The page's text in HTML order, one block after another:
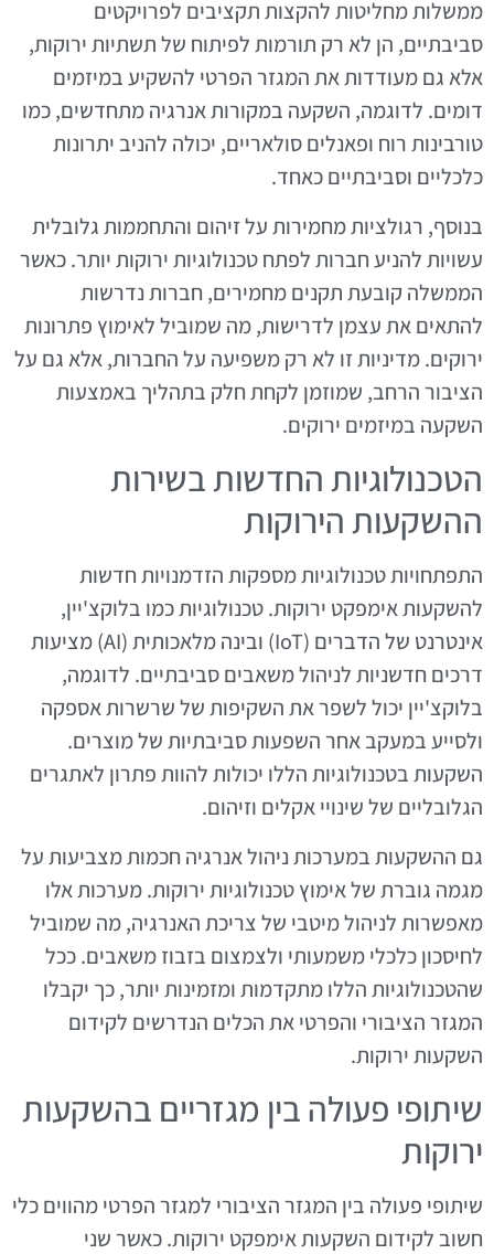
ממשלות מחליטות להקצות תקציבים לפרויקטים
סביבתיים, הן לא רק תורמות לפיתוח של תשתיות ירוקות,
אלא גם מעודדות את המגזר הפרטי להשקיע במיזמים
דומים. לדוגמה, השקעה במקורות אנרגיה מתחדשים, כמו
טורבינות רוח ופאנלים סולאריים, יכולה להניב יתרונות
כלכליים וסביבתיים כאחד.
בנוסף, רגולציות מחמירות על זיהום והתחממות גלובלית
עשויות להניע חברות לפתח טכנולוגיות ירוקות יותר. כאשר
הממשלה קובעת תקנים מחמירים, חברות נדרשות
להתאים את עצמן לדרישות, מה שמוביל לאימוץ פתרונות
ירוקים. מדיניות זו לא רק משפיעה על החברות, אלא גם על
הציבור הרחב, שמוזמן לקחת חלק בתהליך באמצעות
השקעה במיזמים ירוקים.
הטכנולוגיות החדשות בשירות
ההשקעות הירוקות
התפתחויות טכנולוגיות מספקות הזדמנויות חדשות
להשקעות אימפקט ירוקות. טכנולוגיות כמו בלוקצ'יין,
אינטרנט של הדברים (IoT) ובינה מלאכותית (AI) מציעות
דרכים חדשניות לניהול משאבים סביבתיים. לדוגמה,
בלוקצ'יין יכול לשפר את השקיפות של שרשרות אספקה
ולסייע במעקב אחר השפעות סביבתיות של מוצרים.
השקעות בטכנולוגיות הללו יכולות להוות פתרון לאתגרים
הגלובליים של שינויי אקלים וזיהום.
גם ההשקעות במערכות ניהול אנרגיה חכמות מצביעות על
מגמה גוברת של אימוץ טכנולוגיות ירוקות. מערכות אלו
מאפשרות לניהול מיטבי של צריכת האנרגיה, מה שמוביל
לחיסכון כלכלי משמעותי ולצמצום בזבוז משאבים. ככל
שהטכנולוגיות הללו מתקדמות ומזמינות יותר, כך יקבלו
המגזר הציבורי והפרטי את הכלים הנדרשים לקידום
השקעות ירוקות.
שיתופי פעולה בין מגזריים בהשקעות
ירוקות
שיתופי פעולה בין המגזר הציבורי למגזר הפרטי מהווים כלי
חשוב לקידום השקעות אימפקט ירוקות. כאשר שני